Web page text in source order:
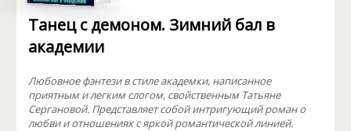
Танец с демоном. Зимний бал в
академии
Любовное фэнтези в стиле академки, написанное
приятным и легким слогом, свойственным Татьяне
Сергановой. Представляет собой интригующий роман о
любви и отношениях с яркой романтической линией.